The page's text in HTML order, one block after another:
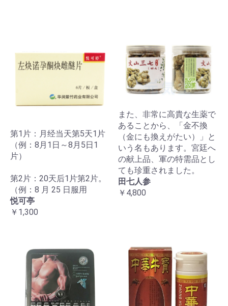
第1片：月经当天第5天1片
（例：8月1日～8月5日1
片）
第2片：20天后1片第2片。
（例：8 月 25 日服用
悦可亭
￥1,300
また、非常に高貴な生薬で
あることから、「金不換
（金にも換えがたい）」と
いう名もあります。宮廷へ
の献上品、軍の特需品とし
ても珍重されました。
田七人参
￥4,800